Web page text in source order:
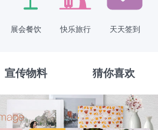
展会餐饮 快乐旅行 天天签到
宣传物料 猜你喜欢